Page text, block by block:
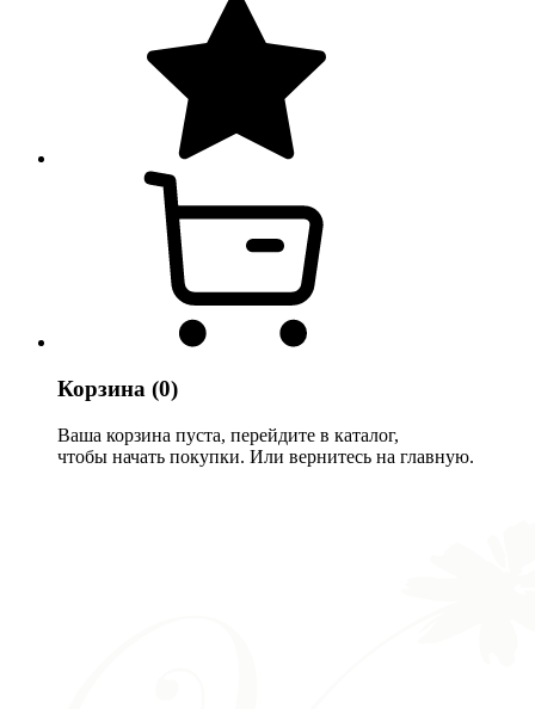
Корзина (0)
Ваша корзина пуста, перейдите в каталог,
чтобы начать покупки. Или вернитесь на главную.